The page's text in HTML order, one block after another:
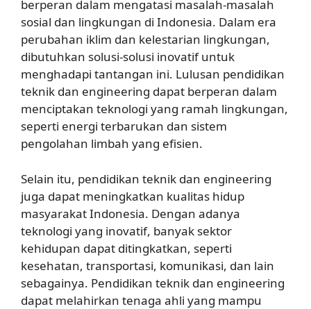
berperan dalam mengatasi masalah-masalah
sosial dan lingkungan di Indonesia. Dalam era
perubahan iklim dan kelestarian lingkungan,
dibutuhkan solusi-solusi inovatif untuk
menghadapi tantangan ini. Lulusan pendidikan
teknik dan engineering dapat berperan dalam
menciptakan teknologi yang ramah lingkungan,
seperti energi terbarukan dan sistem
pengolahan limbah yang efisien.
Selain itu, pendidikan teknik dan engineering
juga dapat meningkatkan kualitas hidup
masyarakat Indonesia. Dengan adanya
teknologi yang inovatif, banyak sektor
kehidupan dapat ditingkatkan, seperti
kesehatan, transportasi, komunikasi, dan lain
sebagainya. Pendidikan teknik dan engineering
dapat melahirkan tenaga ahli yang mampu